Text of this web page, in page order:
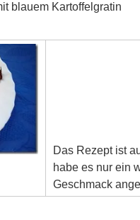
blauem Kartoffelgratin
Das Rezept ist
habe es nur ein
Geschmack